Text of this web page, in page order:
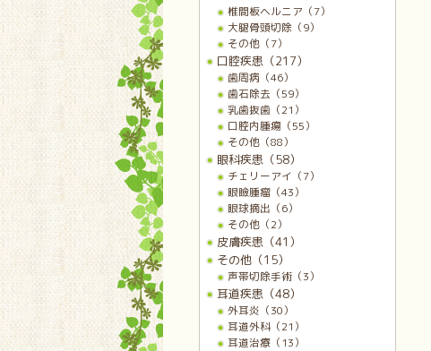
椎間板ヘルニア（7）
大腿骨頭切除（9）
その他（7）
口腔疾患（217）
歯周病（46）
歯石除去（59）
乳歯抜歯（21）
口腔内腫瘍（55）
その他（88）
眼科疾患（58）
チェリーアイ（7）
眼瞼腫瘤（43）
眼球摘出（6）
その他（2）
皮膚疾患（41）
その他（15）
声帯切除手術（3）
耳道疾患（48）
外耳炎（30）
耳道外科（21）
耳道治療（13）